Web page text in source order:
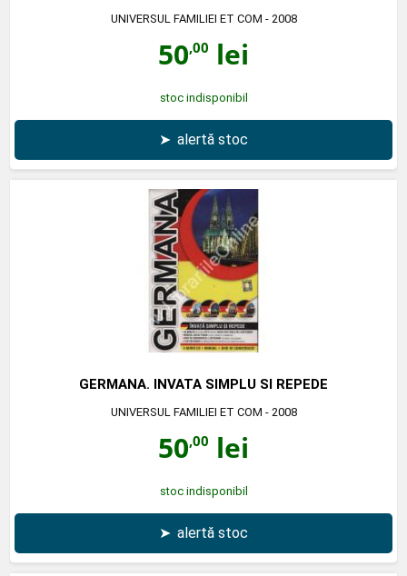
UNIVERSUL FAMILIEI ET COM - 2008
50,00 lei
stoc indisponibil
➤ alertă stoc
GERMANA. INVATA SIMPLU SI REPEDE
UNIVERSUL FAMILIEI ET COM - 2008
50,00 lei
stoc indisponibil
➤ alertă stoc